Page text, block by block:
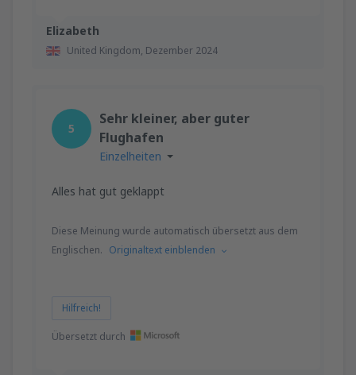
Elizabeth
United Kingdom, Dezember 2024
5
Sehr kleiner, aber guter
Flughafen
Einzelheiten
Alles hat gut geklappt
Diese Meinung wurde automatisch übersetzt aus dem
Englischen. Originaltext einblenden
Hilfreich!
Übersetzt durch